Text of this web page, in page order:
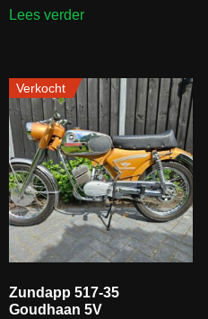
Lees verder
Verkocht
Zundapp 517-35
Goudhaan 5V